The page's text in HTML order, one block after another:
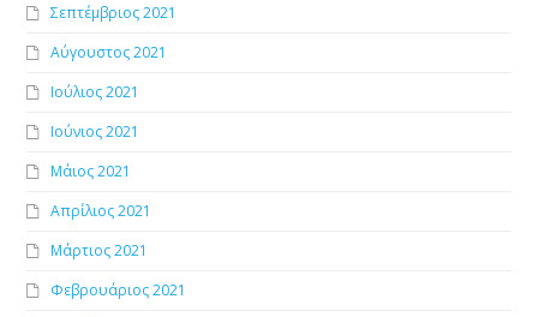
Σεπτέμβριος 2021
Αύγουστος 2021
Ιούλιος 2021
Ιούνιος 2021
Μάιος 2021
Απρίλιος 2021
Μάρτιος 2021
Φεβρουάριος 2021